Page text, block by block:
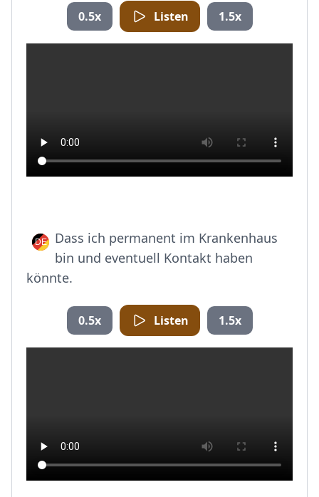
0.5x Listen 1.5x
Dass ich permanent im Krankenhaus
bin und eventuell Kontakt haben
könnte.
0.5x Listen 1.5x